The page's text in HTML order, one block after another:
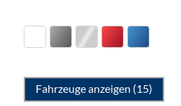
Fahrzeuge anzeigen (15)